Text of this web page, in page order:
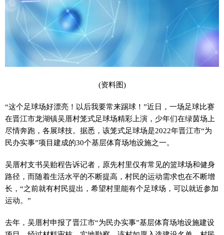
(资料图)
“这个足球场好漂亮！以后我要常来踢球！”近日，一场足球比赛
在晋江市龙湖镇吴厝村笼式足球场精彩上演，少年们在绿茵场上
尽情奔跑，各展球技。据悉，该笼式足球场是2022年晋江市“为
民办实事”项目建成的30个基层体育场地设施之一。
吴厝村支书吴贻程告诉记者，原先村里仅有常见的篮球场和健身
路径，而随着生活水平的不断提高，村民的运动需求也在不断增
长，“之前就有村民提出，希望村里能有个足球场，可以就近参加
运动。”
去年，吴厝村申报了晋江市“为民办实事”基层体育场地设施建设